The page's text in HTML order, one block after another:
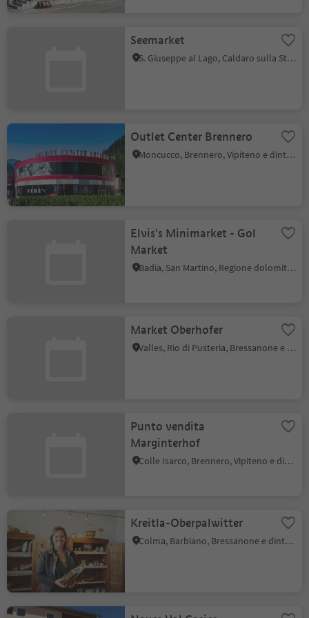
Seemarket
S. Giuseppe al Lago, Caldaro sulla Strada del Vino, Strada del Vino
Outlet Center Brennero
Moncucco, Brennero, Vipiteno e dintorni
Elvis's Minimarket - Gol
Market
Badia, San Martino, Regione dolomitica Plan de Corones
Market Oberhofer
Valles, Rio di Pusteria, Bressanone e dintorni
Punto vendita
Marginterhof
Colle Isarco, Brennero, Vipiteno e dintorni
Kreitla-Oberpalwitter
Colma, Barbiano, Bressanone e dintorni